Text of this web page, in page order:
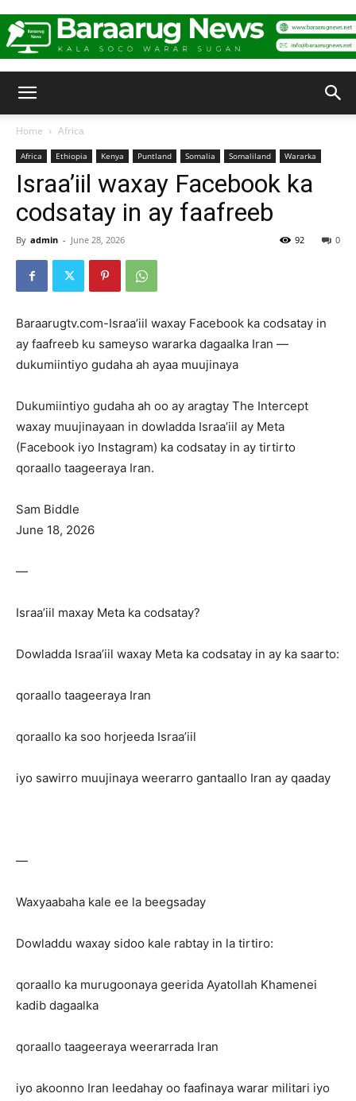
News
Home Africa
Africa Ethiopia Kenya Puntland Somalia Somaliland Wararka
Israa’iil waxay Facebook ka
codsatay in ay faafreeb
By admin - June 28, 2026 0
92
Baraarugtv.com-Israa’iil waxay Facebook ka codsatay in
ay faafreeb ku sameyso wararka dagaalka Iran —
dukumiintiyo gudaha ah ayaa muujinaya
Dukumiintiyo gudaha ah oo ay aragtay The Intercept
waxay muujinayaan in dowladda Israa’iil ay Meta
(Facebook iyo Instagram) ka codsatay in ay tirtirto
qoraallo taageeraya Iran.
Sam Biddle
June 18, 2026
—
Israa’iil maxay Meta ka codsatay?
Dowladda Israa’iil waxay Meta ka codsatay in ay ka saarto:
qoraallo taageeraya Iran
qoraallo ka soo horjeeda Israa’iil
iyo sawirro muujinaya weerarro gantaallo Iran ay qaaday
—
Waxyaabaha kale ee la beegsaday
Dowladdu waxay sidoo kale rabtay in la tirtiro:
qoraallo ka murugoonaya geerida Ayatollah Khamenei
kadib dagaalka
qoraallo taageeraya weerarrada Iran
iyo akoonno Iran leedahay oo faafinaya warar militari iyo